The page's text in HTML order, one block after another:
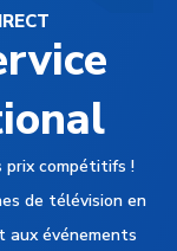
prix compétitifs !
de télévision en
aux événements